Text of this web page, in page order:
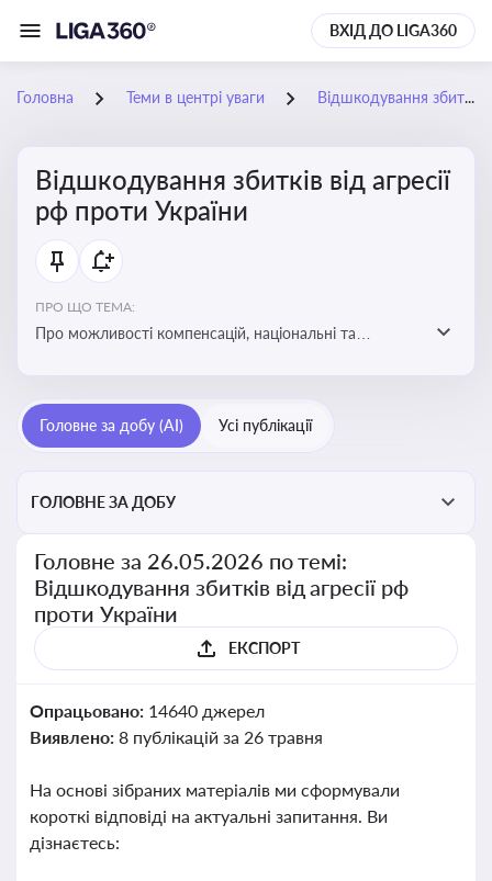
ВХІД ДО LIGA360
Головна Теми в центрі уваги Відшкодування збитків від агресії рф проти України
Відшкодування збитків від агресії
рф проти України
ПРО ЩО ТЕМА:
Про можливості компенсацій, національні та
Головне за добу (AI) Усі публікації
ГОЛОВНЕ ЗА ДОБУ
Головне за 26.05.2026 по темі:
Відшкодування збитків від агресії рф
проти України
ЕКСПОРТ
Опрацьовано: 14640 джерел
Виявлено: 8 публікацій за 26 травня
На основі зібраних матеріалів ми сформували
короткі відповіді на актуальні запитання. Ви
дізнаєтесь: